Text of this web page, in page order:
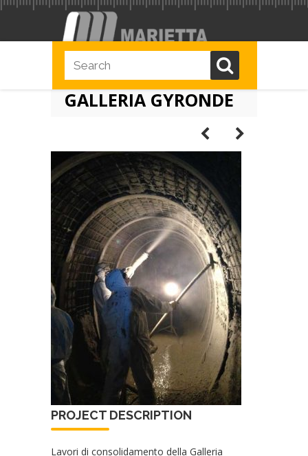
GALLERIA GYRONDE
PROJECT DESCRIPTION
Lavori di consolidamento della Galleria